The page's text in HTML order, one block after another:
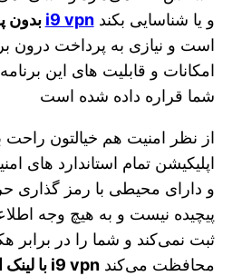
و یا شناسایی بکندi9 vpn بدون
است و نیازی به پرداخت درون
امکانات و قابلیت های این برنامه
شما قراره داده شده است
از نظر امنیت هم خیالتون
اپلیکیشن تمام استاندارد های
و دارای محیطی با رمز گذاری
پیچیده نیست و به هیچ وجه
ثبت نمی‌کند و شما را در برابر
محافظت می‌کندi9 vpn با لینک اصلی برای اندروید